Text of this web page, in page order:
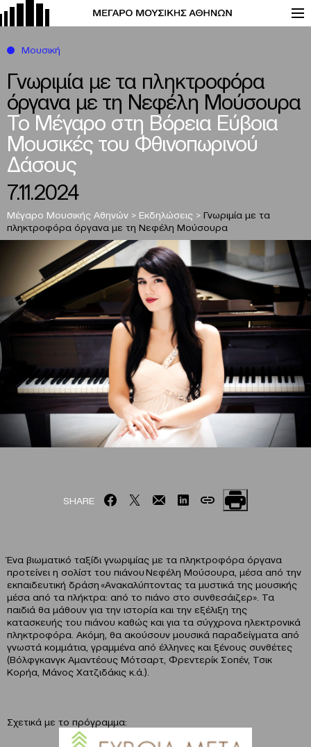
Γνωριμία με τα πληκτροφόρα
όργανα με τη Νεφέλη Μούσουρα
Το Μέγαρο στη Βόρεια Εύβοια
Μουσικές του Φθινοπωρινού
Δάσους
7.11.2024
Μέγαρο Μουσικής Αθηνών > Εκδηλώσεις > Γνωριμία με τα
πληκτροφόρα όργανα με τη Νεφέλη Μούσουρα
Μουσική
SHARE
Ένα βιωματικό ταξίδι γνωριμίας με τα πληκτροφόρα όργανα
προτείνει η σολίστ του πιάνου Νεφέλη Μούσουρα, μέσα από την
εκπαιδευτική δράση «Ανακαλύπτοντας τα μυστικά της μουσικής
μέσα από τα πλήκτρα: από το πιάνο στο συνθεσάιζερ». Τα
παιδιά θα μάθουν για την ιστορία και την εξέλιξη της
κατασκευής του πιάνου καθώς και για τα σύγχρονα ηλεκτρονικά
πληκτροφόρα. Ακόμη, θα ακούσουν μουσικά παραδείγματα από
γνωστά κομμάτια, γραμμένα από έλληνες και ξένους συνθέτες
(Βόλφγκανγκ Αμαντέους Μότσαρτ, Φρεντερίκ Σοπέν, Τσικ
Κορήα, Μάνος Χατζιδάκις κ.ά.).
Σχετικά με το πρόγραμμα: